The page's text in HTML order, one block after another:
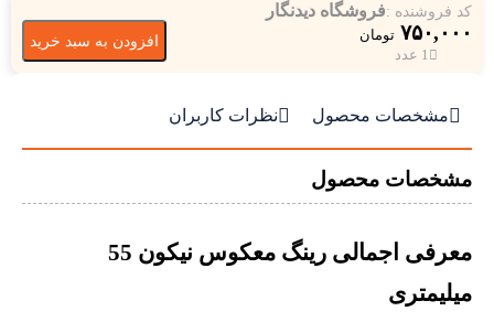
کد فروشنده :فروشگاه دیدنگار
۷۵۰,۰۰۰ تومان
1 عدد
افزودن به سبد خرید
مشخصات محصول نظرات کاربران
مشخصات محصول
معرفی اجمالی رینگ معکوس نیکون 55
میلیمتری